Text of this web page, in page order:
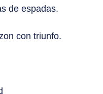
de espadas.
con triunfo.